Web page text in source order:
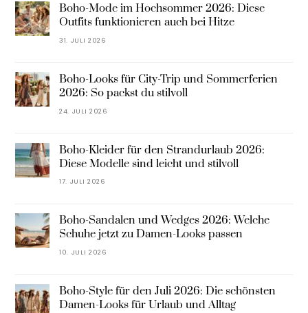
Boho-Mode im Hochsommer 2026: Diese
Outfits funktionieren auch bei Hitze
31. JULI 2026
Boho-Looks für City-Trip und Sommerferien
2026: So packst du stilvoll
24. JULI 2026
Boho-Kleider für den Strandurlaub 2026:
Diese Modelle sind leicht und stilvoll
17. JULI 2026
Boho-Sandalen und Wedges 2026: Welche
Schuhe jetzt zu Damen-Looks passen
10. JULI 2026
Boho-Style für den Juli 2026: Die schönsten
Damen-Looks für Urlaub und Alltag